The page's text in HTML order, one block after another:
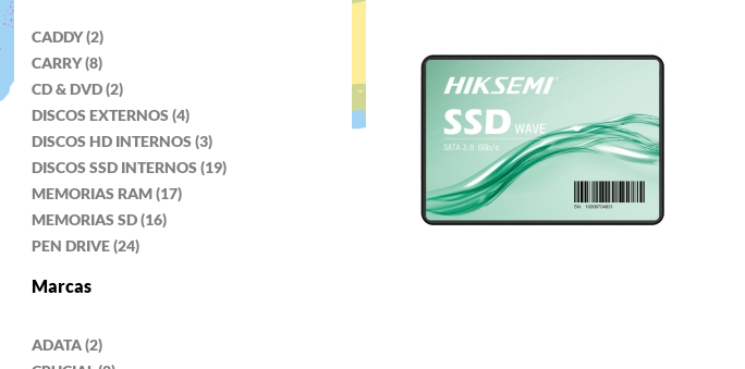
CADDY (2)
CARRY (8)
CD & DVD (2)
DISCOS EXTERNOS (4)
DISCOS HD INTERNOS (3)
DISCOS SSD INTERNOS (19)
MEMORIAS RAM (17)
MEMORIAS SD (16)
PEN DRIVE (24)
Marcas
ADATA (2)